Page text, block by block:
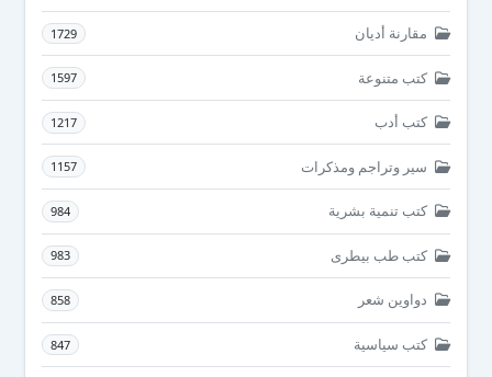
مقارنة أديان 1729
كتب متنوعة 1597
كتب أدب 1217
سير وتراجم ومذكرات 1157
كتب تنمية بشرية 984
كتب طب بيطرى 983
دواوين شعر 858
كتب سياسية 847